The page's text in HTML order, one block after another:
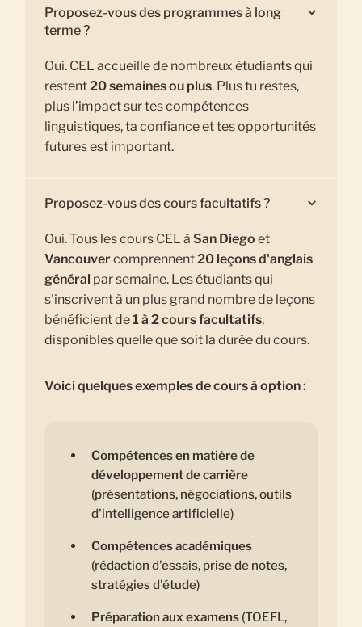
Proposez-vous des programmes à long
terme ?
Oui. CEL accueille de nombreux étudiants qui
restent20 semaines ou plus. Plus tu restes,
plus l’impact sur tes compétences
linguistiques, ta confiance et tes opportunités
futures est important.
Proposez-vous des cours facultatifs ?
Oui. Tous les cours CEL àSan Diego et
Vancouvercomprennent20 leçons d'anglais
général par semaine. Les étudiants qui
s'inscrivent à un plus grand nombre de leçons
bénéficient de1 à 2 cours facultatifs,
disponibles quelle que soit la durée du cours.
Voici quelques exemples de cours à option :
Compétences en matière de
développement de carrière
(présentations, négociations, outils
d'intelligence artificielle)
Compétences académiques
(rédaction d'essais, prise de notes,
stratégies d'étude)
Préparation aux examens (TOEFL,